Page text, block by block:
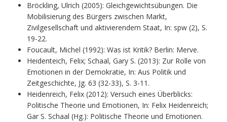
Bröckling, Ulrich (2005): Gleichgewichtsübungen. Die
Mobilisierung des Bürgers zwischen Markt,
Zivilgesellschaft und aktivierendem Staat, In: spw (2), S.
19-22.
Foucault, Michel (1992): Was ist Kritik? Berlin: Merve.
Heidenteich, Felix; Schaal, Gary S. (2013): Zur Rolle von
Emotionen in der Demokratie, In: Aus Politik und
Zeitgeschichte, Jg. 63 (32-33), S. 3-11.
Heidenreich, Felix (2012): Versuch eines Überblicks:
Politische Theorie und Emotionen, In: Felix Heidenreich;
Gar S. Schaal (Hg.): Politische Theorie und Emotionen.